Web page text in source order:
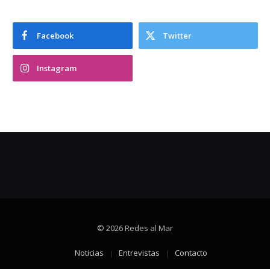
Facebook Twitter
Instagram
© 2026 Redes al Mar
Noticias Entrevistas Contacto